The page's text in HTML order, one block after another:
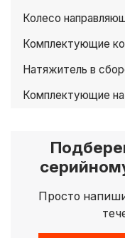
Колесо
Комплектующие
Натяжитель в
Комплектующие
Просто